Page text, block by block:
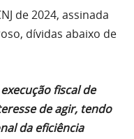
de 2024, assinada
dívidas abaixo de
fiscal de
de agir, tendo
da eficiência